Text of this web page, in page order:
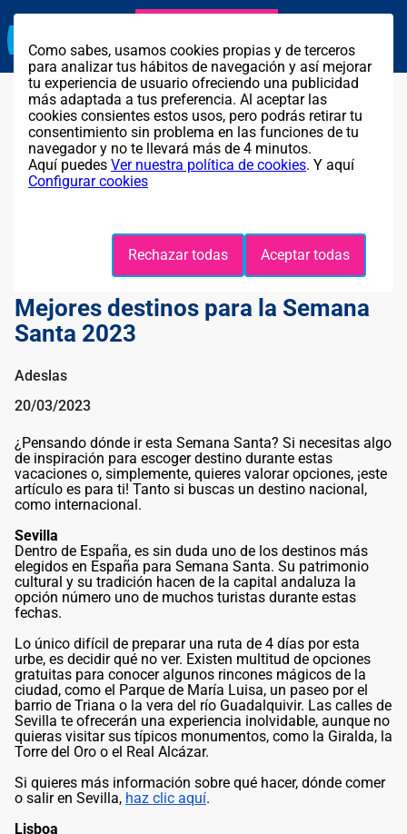
911 314 259
Mejores destinos para la Semana
Santa 2023
Adeslas
20/03/2023
¿Pensando dónde ir esta Semana Santa? Si necesitas algo
de inspiración para escoger destino durante estas
vacaciones o, simplemente, quieres valorar opciones, ¡este
artículo es para ti! Tanto si buscas un destino nacional,
como internacional.
Sevilla
Dentro de España, es sin duda uno de los destinos más
elegidos en España para Semana Santa. Su patrimonio
cultural y su tradición hacen de la capital andaluza la
opción número uno de muchos turistas durante estas
fechas.
Lo único difícil de preparar una ruta de 4 días por esta
urbe, es decidir qué no ver. Existen multitud de opciones
gratuitas para conocer algunos rincones mágicos de la
ciudad, como el Parque de María Luisa, un paseo por el
barrio de Triana o la vera del río Guadalquivir. Las calles de
Sevilla te ofrecerán una experiencia inolvidable, aunque no
quieras visitar sus típicos monumentos, como la Giralda, la
Torre del Oro o el Real Alcázar.
Si quieres más información sobre qué hacer, dónde comer
o salir en Sevilla, haz clic aquí.
Lisboa
Como sabes, usamos cookies propias y de terceros
para analizar tus hábitos de navegación y así mejorar
tu experiencia de usuario ofreciendo una publicidad
más adaptada a tus preferencia. Al aceptar las
cookies consientes estos usos, pero podrás retirar tu
consentimiento sin problema en las funciones de tu
navegador y no te llevará más de 4 minutos.
Aquí puedes Ver nuestra política de cookies. Y aquí
Configurar cookies
Rechazar todas Aceptar todas